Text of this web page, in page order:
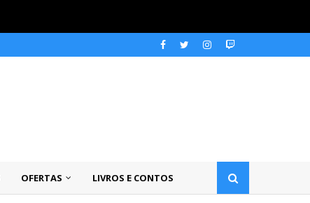
OFERTAS LIVROS E CONTOS